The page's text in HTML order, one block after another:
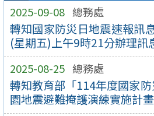
2025-09-08 總務處
轉知國家防災日地震速報訊
(星期五)上午9時21分辦理訊
2025-08-25 總務處
轉知教育部「114年度國家
園地震避難掩護演練實施計畫